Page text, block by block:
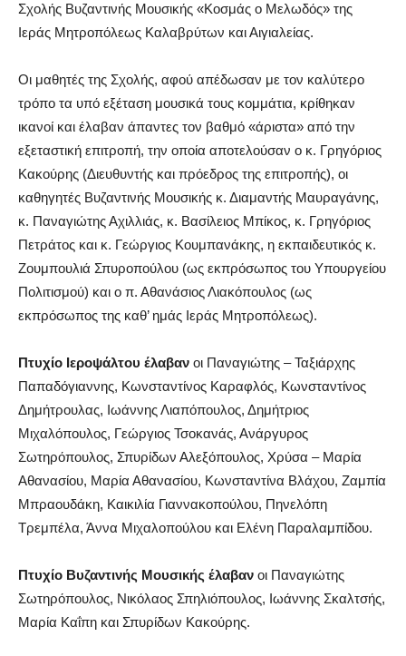
Σχολής Βυζαντινής Μουσικής «Κοσμάς ο Μελωδός» της
Ιεράς Μητροπόλεως Καλαβρύτων και Αιγιαλείας.
Οι μαθητές της Σχολής, αφού απέδωσαν με τον καλύτερο
τρόπο τα υπό εξέταση μουσικά τους κομμάτια, κρίθηκαν
ικανοί και έλαβαν άπαντες τον βαθμό «άριστα» από την
εξεταστική επιτροπή, την οποία αποτελούσαν ο κ. Γρηγόριος
Κακούρης (Διευθυντής και πρόεδρος της επιτροπής), οι
καθηγητές Βυζαντινής Μουσικής κ. Διαμαντής Μαυραγάνης,
κ. Παναγιώτης Αχιλλιάς, κ. Βασίλειος Μπίκος, κ. Γρηγόριος
Πετράτος και κ. Γεώργιος Κουμπανάκης, η εκπαιδευτικός κ.
Ζουμπουλιά Σπυροπούλου (ως εκπρόσωπος του Υπουργείου
Πολιτισμού) και ο π. Αθανάσιος Λιακόπουλος (ως
εκπρόσωπος της καθ’ ημάς Ιεράς Μητροπόλεως).
Πτυχίο Ιεροψάλτου έλαβαν οι Παναγιώτης – Ταξιάρχης
Παπαδόγιαννης, Κωνσταντίνος Καραφλός, Κωνσταντίνος
Δημήτρουλας, Ιωάννης Λιαπόπουλος, Δημήτριος
Μιχαλόπουλος, Γεώργιος Τσοκανάς, Ανάργυρος
Σωτηρόπουλος, Σπυρίδων Αλεξόπουλος, Χρύσα – Μαρία
Αθανασίου, Μαρία Αθανασίου, Κωνσταντίνα Βλάχου, Ζαμπία
Μπραουδάκη, Καικιλία Γιαννακοπούλου, Πηνελόπη
Τρεμπέλα, Άννα Μιχαλοπούλου και Ελένη Παραλαμπίδου.
Πτυχίο Βυζαντινής Μουσικής έλαβαν οι Παναγιώτης
Σωτηρόπουλος, Νικόλαος Σπηλιόπουλος, Ιωάννης Σκαλτσής,
Μαρία Καΐπη και Σπυρίδων Κακούρης.